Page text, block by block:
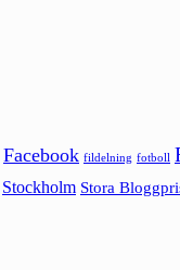
Facebook fildelning fotboll
Stockholm Stora